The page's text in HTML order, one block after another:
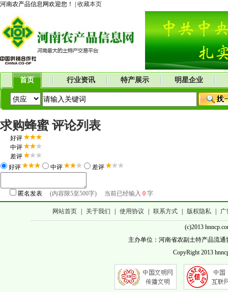
河南农产品信息网欢迎您！ | 收藏本页
首页 行业资讯 特产展示 明星企业
求购蜂蜜 评论列表
好评
中评
差评
好评
中评 差评
匿名发表 (内容限5至500字) 当前已经输入 0 字
网站首页 关于我们 使用协议 联系方式 版权隐私 广
(c)2013
主办单位：河南省农副土特产品流通
CopyRight 2013